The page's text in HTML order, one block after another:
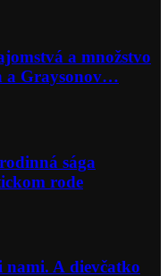
a množstvo
a Graysonov…
sága
rode
nami. A dievčatko